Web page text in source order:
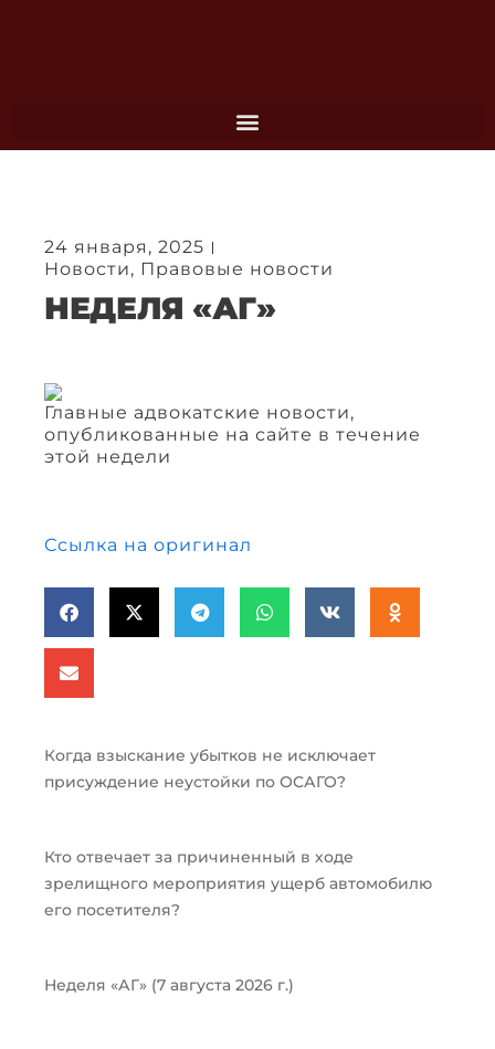
24 января, 2025
Новости, Правовые новости
НЕДЕЛЯ «АГ»
Главные адвокатские новости,
опубликованные на сайте в течение
этой недели
Ссылка на оригинал
Когда взыскание убытков не исключает
присуждение неустойки по ОСАГО?
Кто отвечает за причиненный в ходе
зрелищного мероприятия ущерб автомобилю
его посетителя?
Неделя «АГ» (7 августа 2026 г.)